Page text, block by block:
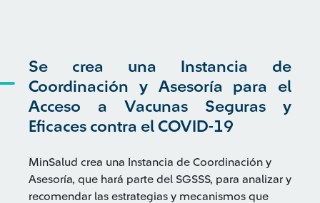
Se crea una Instancia de
Coordinación y Asesoría para el
Acceso a Vacunas Seguras y
Eficaces contra el COVID-19
MinSalud crea una Instancia de Coordinación y
Asesoría, que hará parte del SGSSS, para analizar y
recomendar las estrategias y mecanismos que